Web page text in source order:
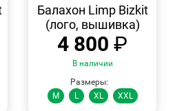
ПРОСМОТР
Балахон Limp Bizkit
(лого, вышивка)
4 800 ₽
В наличии
Размеры:
M
L XL XXL